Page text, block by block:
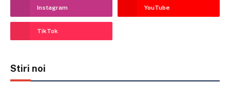
Instagram YouTube
TikTok
Stiri noi